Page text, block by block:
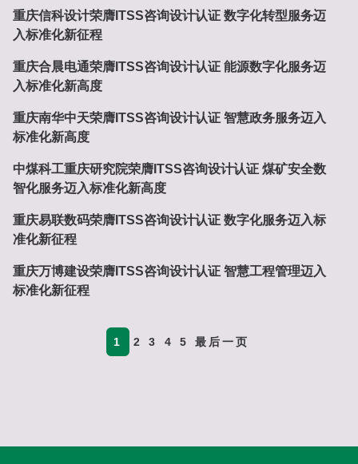
重庆信科设计荣膺ITSS咨询设计认证 数字化转型服务迈
入标准化新征程
重庆合晨电通荣膺ITSS咨询设计认证 能源数字化服务迈
入标准化新高度
重庆南华中天荣膺ITSS咨询设计认证 智慧政务服务迈入
标准化新高度
中煤科工重庆研究院荣膺ITSS咨询设计认证 煤矿安全数
智化服务迈入标准化新高度
重庆易联数码荣膺ITSS咨询设计认证 数字化服务迈入标
准化新征程
重庆万博建设荣膺ITSS咨询设计认证 智慧工程管理迈入
标准化新征程
1 2 3 4 5 最后一页